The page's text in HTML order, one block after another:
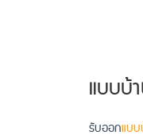
แบบบ้
รับออกแบ